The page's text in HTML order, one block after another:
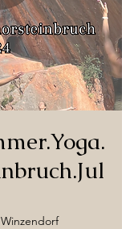
Winzendorf